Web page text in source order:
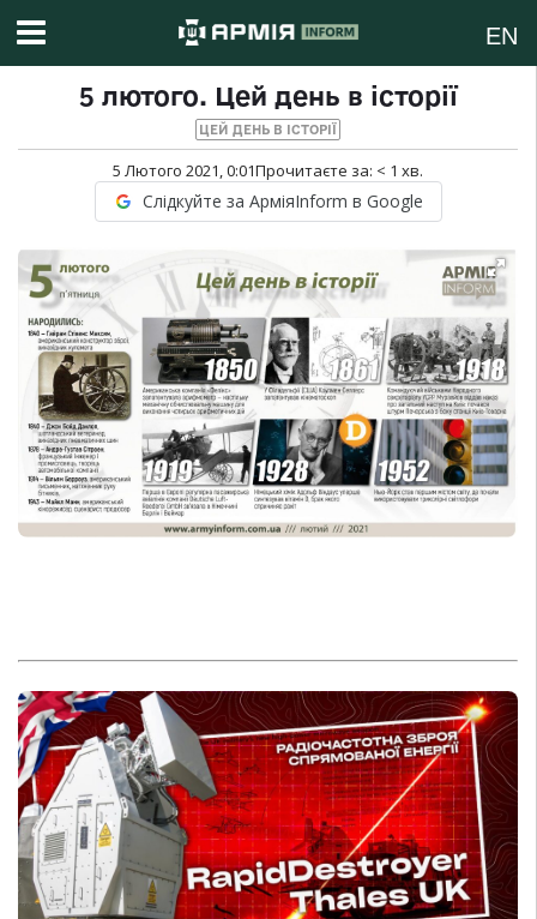
EN
5 лютого. Цей день в історії
ЦЕЙ ДЕНЬ В ІСТОРІЇ
5 Лютого 2021, 0:01Прочитаєте за: < 1 хв.
Слідкуйте за АрміяInform в Google